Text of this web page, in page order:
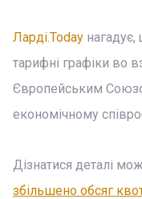
Ларді.Today нагадує,
тарифні графіки во
Європейським
економічному
Дізнатися деталі
збільшено обсяг